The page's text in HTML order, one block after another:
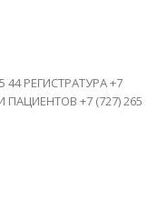
РЕГИСТРАТУРА +7
+7 (727) 265